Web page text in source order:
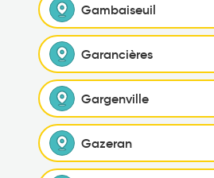
Gambaiseuil
Garancières
Gargenville
Gazeran